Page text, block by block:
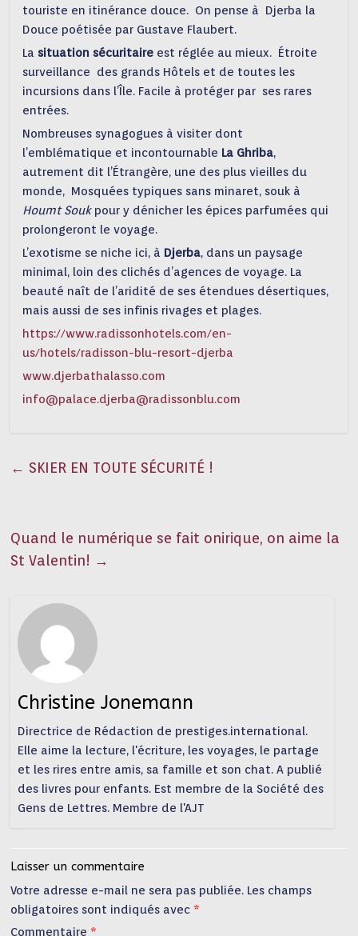
touriste en itinérance douce. On pense à Djerba la
Douce poétisée par Gustave Flaubert.
Lasituation sécuritaire est réglée au mieux. Étroite
surveillance des grands Hôtels et de toutes les
incursions dans l’Île. Facile à protéger par ses rares
entrées.
Nombreuses synagogues à visiter dont
l’emblématique et incontournable La Ghriba,
autrement dit l’Étrangère, une des plus vieilles du
monde, Mosquées typiques sans minaret, souk à
Houmt Soukpour y dénicher les épices parfumées qui
prolongeront le voyage.
L’exotisme se niche ici, à Djerba, dans un paysage
minimal, loin des clichés d’agences de voyage. La
beauté naît de l’aridité de ses étendues désertiques,
mais aussi de ses infinis rivages et plages.
https://www.radissonhotels.com/en-
us/hotels/radisson-blu-resort-djerba
www.djerbathalasso.com
info@palace.djerba@radissonblu.com
← SKIER EN TOUTE SÉCURITÉ !
Quand le numérique se fait onirique, on aime la
St Valentin! →
Christine Jonemann
Directrice de Rédaction de prestiges.international.
Elle aime la lecture, l'écriture, les voyages, le partage
et les rires entre amis, sa famille et son chat. A publié
des livres pour enfants. Est membre de la Société des
Gens de Lettres. Membre de l'AJT
Laisser un commentaire
Votre adresse e-mail ne sera pas publiée. Les champs
obligatoires sont indiqués avec *
Commentaire *